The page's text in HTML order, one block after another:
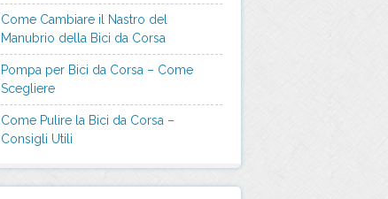
Come Cambiare il Nastro del
Manubrio della Bici da Corsa
Pompa per Bici da Corsa – Come
Scegliere
Come Pulire la Bici da Corsa –
Consigli Utili